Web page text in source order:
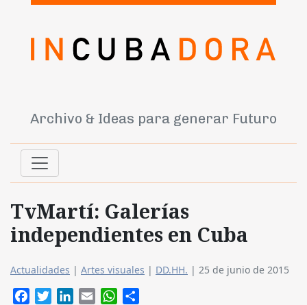
Archivo & Ideas para generar Futuro
TvMartí: Galerías
independientes en Cuba
Actualidades | Artes visuales | DD.HH. | 25 de junio de 2015
FacebookTwitterLinkedIn
Email WhatsApp